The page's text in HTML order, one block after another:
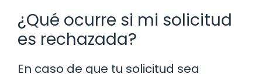
¿Qué ocurre si mi solicitud
es rechazada?
En caso de que tu solicitud sea